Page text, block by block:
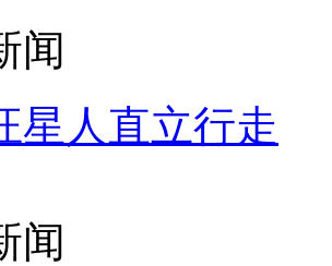
闻
星人直立行走
闻